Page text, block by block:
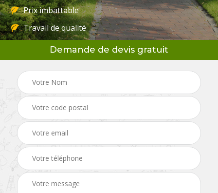
Prix imbattable
Travail de qualité
Demande de devis gratuit